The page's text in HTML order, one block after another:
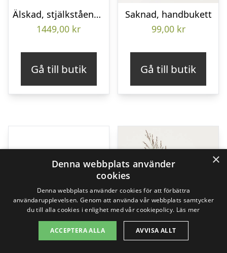
Älskad, stjälkstående bukett
1449,00 kr
Gå till butik
Saknad, handbukett
99,00 kr
Gå till butik
×
Denna webbplats använder
cookies
Denna webbplats använder cookies för att förbättra
användarupplevelsen. Genom att använda vår webbplats samtycker
du till alla cookies i enlighet med vår cookiepolicy. Läs mer
ACCEPTERA ALLA AVVISA ALLT